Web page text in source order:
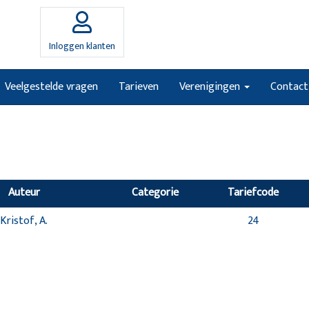
Inloggen klanten
Veelgestelde vragen Tarieven Verenigingen Contact
Auteur Categorie Tariefcode
Kristof, A. 24